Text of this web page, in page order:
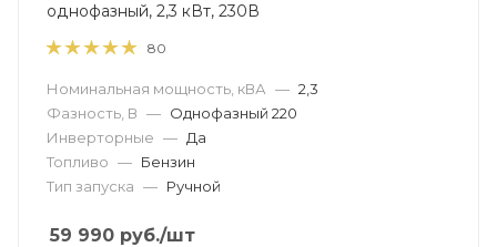
однофазный, 2,3 кВт, 230В
80
Номинальная мощность, кВА — 2,3
Фазность, В — Однофазный 220
Инверторные — Да
Топливо — Бензин
Тип запуска — Ручной
59 990 руб./шт